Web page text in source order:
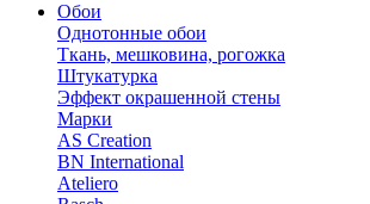
Обои
Однотонные обои
Ткань, мешковина, рогожка
Штукатурка
Эффект окрашенной стены
Марки
AS Creation
BN International
Ateliero